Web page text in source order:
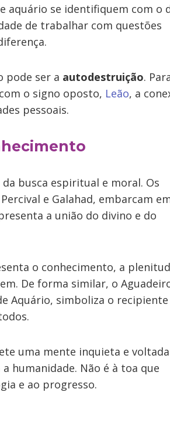
aquário se identifiquem com o
de trabalhar com questões
pode ser a autodestruição.
o signo oposto, Leão, a
pessoais.
busca espiritual e moral. Os
e Galahad, embarcam
a união do divino e do
o conhecimento, a
De forma similar, o
Aquário, simboliza o recipiente
uma mente inquieta e
humanidade. Não é à toa que
e ao progresso.